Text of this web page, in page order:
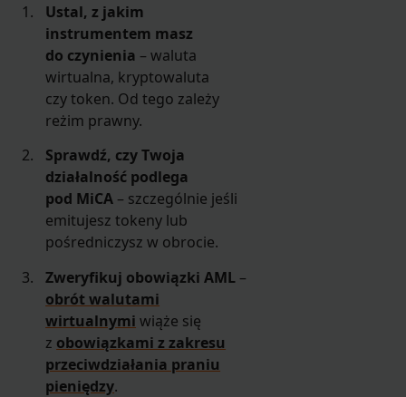
Ustal, z jakim
instrumentem masz
do czynienia – waluta
wirtualna, kryptowaluta
czy token. Od tego zależy
reżim prawny.
Sprawdź, czy Twoja
działalność podlega
pod MiCA – szczególnie jeśli
emitujesz tokeny lub
pośredniczysz w obrocie.
Zweryfikuj obowiązki AML –
obrót walutami
wirtualnymi wiąże się
z obowiązkami z zakresu
przeciwdziałania praniu
pieniędzy.